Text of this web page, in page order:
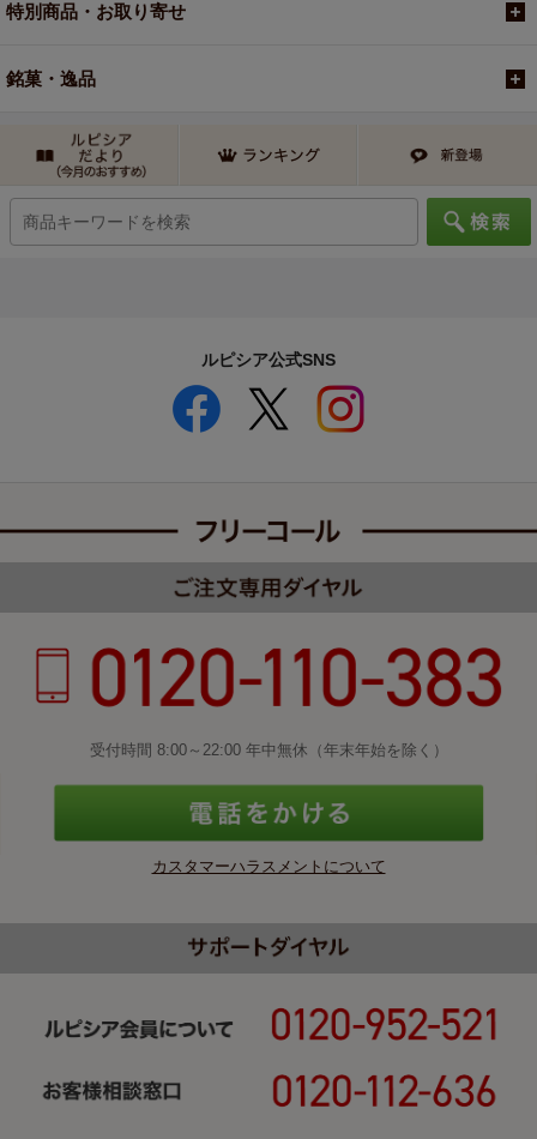
特別商品・お取り寄せ
銘菓・逸品
ルピシア公式SNS
受付時間 8:00～22:00 年中無休（年末年始を除く）
カスタマーハラスメントについて